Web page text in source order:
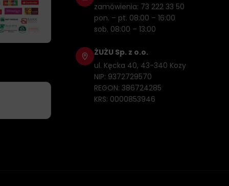
zamówienia: 73 222 33 50
pon. – pt. 08:00 – 16:00
sob. 08:00 – 13:00
ŻUŻU Sp. z o.o.
ul. Kęcka 40, 43-340 Kozy
NIP: 9372729570
REGON: 386724285
KRS: 0000853946